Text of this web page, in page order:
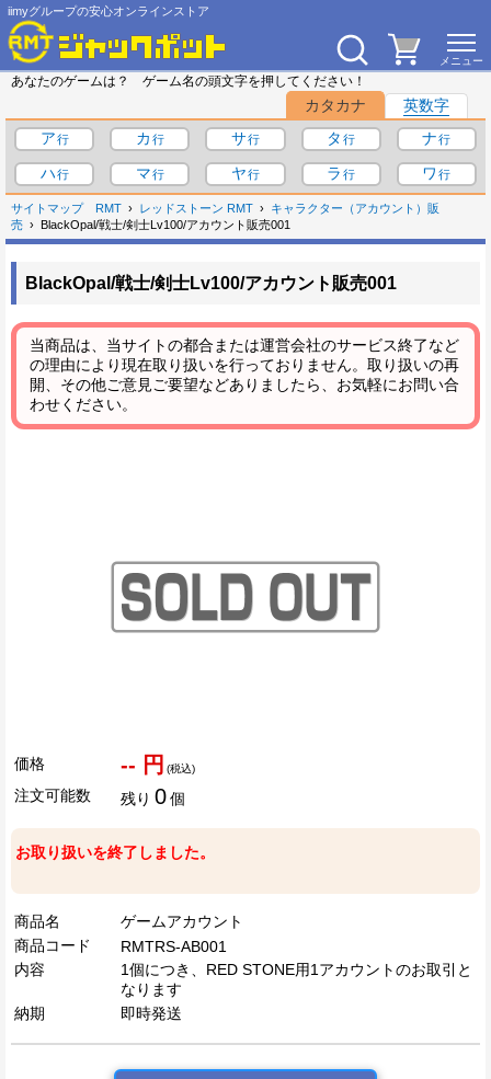
iimyグループの安心オンラインストア
あなたのゲームは？ ゲーム名の頭文字を押してください！
カタカナ
英数字
ア
カ サ タ
ナ
ハ
マ ヤ ラ ワ
サイトマップ RMT レッドストーン RMT
キャラクター（アカウント）販
売
BlackOpal/戦士/剣士Lv100/アカウント販売001
BlackOpal/戦士/剣士Lv100/アカウント販売001
当商品は、当サイトの都合または運営会社のサービス終了など
の理由により現在取り扱いを行っておりません。取り扱いの再
開、その他ご意見ご要望などありましたら、お気軽にお問い合
わせください。
価格 -- 円 (税込)
注文可能数 残り 0個
お取り扱いを終了しました。
商品名
ゲームアカウント
商品コード
RMTRS-AB001
内容
1個につき、RED STONE用1アカウントのお取引と
なります
納期
即時発送